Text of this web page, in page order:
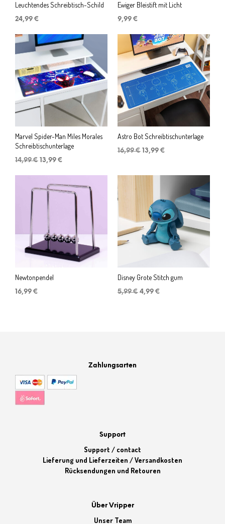
Leuchtendes Schreibtisch-Schild
24,99 €
Ewiger Bleistift mit Licht
9,99 €
Marvel Spider-Man Miles Morales
Schreibtischunterlage
14,99€ Ursprünglicher
war:
14,99 €
13,99 €
ist:
13,99 €.
Astro Bot Schreibtischunterlage
16,99€ Ursprünglicher
16,99 €
13,99 €
13,99 €.
Newtonpendel
16,99 €
Disney Grote Stitch gum
5,99€ Ursprünglicher
4,99 €
Zahlungsarten
Support
Support / contact
Lieferung und Lieferzeiten / Versandkosten
Rücksendungen und Retouren
Über Vripper
Unser Team